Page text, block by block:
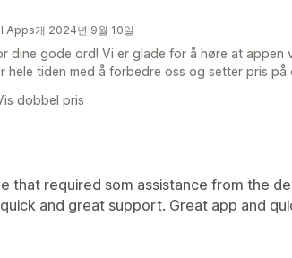
Apps개 2024년 9월 10일
dine gode ord! Vi er glade for å høre at
hele tiden med å forbedre oss og setter pris på
dobbel pris
that required som assistance from the
and great support. Great app and